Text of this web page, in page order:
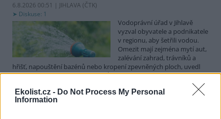
Ekolist.cz - Do Not Process My Personal
Information
6.8.2026 00:51 | JIHLAVA (ČTK)
Diskuse: 1
Vodoprávní úřad v Jihlavě
vyzval obyvatele a podnikatele
v regionu, aby šetřili vodou.
Omezit mají zejména mytí aut,
zalévání zahrad, trávníků a
hřišť, napouštění bazénů nebo kropení zpevněných ploch, uvedl
mluvčí radnice Radovan Daněk. Úřad podle něj bude víc
kontrolovat povolené odběry. Výzva k šetření vodou platí pro
všechny obce spadající pod Jihlavu jako obec s rozšířenou
působností.